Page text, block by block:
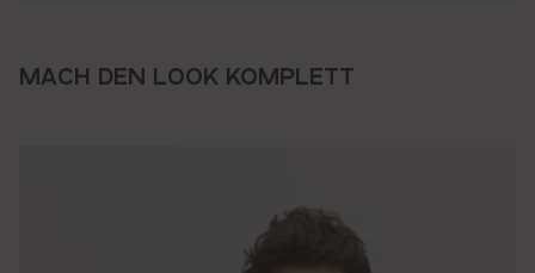
MACH DEN LOOK KOMPLETT